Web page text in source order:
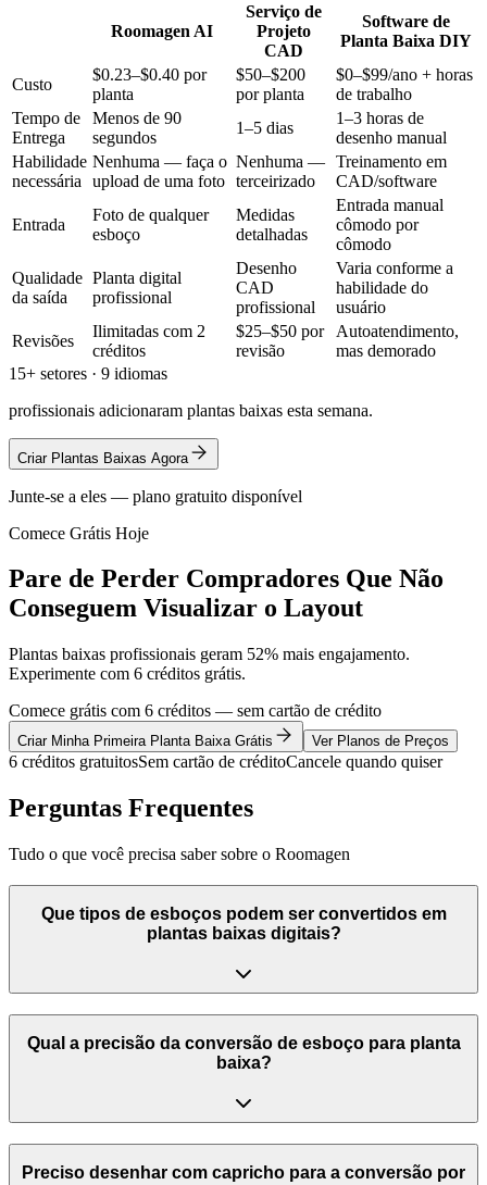
Roomagen AI
Serviço de
Projeto
CAD
Software de
Planta Baixa DIY
Custo
$0.23–$0.40 por
planta
$50–$200
por planta
$0–$99/ano + horas
de trabalho
Tempo de
Entrega
Menos de 90
segundos
1–5 dias
1–3 horas de
desenho manual
Habilidade
necessária
Nenhuma — faça o
upload de uma foto
Nenhuma —
terceirizado
Treinamento em
CAD/software
Entrada
Foto de qualquer
esboço
Medidas
detalhadas
Entrada manual
cômodo por
cômodo
Qualidade
da saída
Planta digital
profissional
Desenho
CAD
profissional
Varia conforme a
habilidade do
usuário
Revisões
Ilimitadas com 2
créditos
$25–$50 por
revisão
Autoatendimento,
mas demorado
15+ setores · 9 idiomas
profissionais adicionaram plantas baixas esta semana.
Criar Plantas Baixas Agora
Junte-se a eles — plano gratuito disponível
Comece Grátis Hoje
Pare de Perder Compradores Que Não
Conseguem Visualizar o Layout
Plantas baixas profissionais geram 52% mais engajamento.
Experimente com 6 créditos grátis.
Comece grátis com 6 créditos — sem cartão de crédito
Criar Minha Primeira Planta Baixa Grátis Ver Planos de Preços
6 créditos gratuitosSem cartão de créditoCancele quando quiser
Perguntas Frequentes
Tudo o que você precisa saber sobre o Roomagen
Que tipos de esboços podem ser convertidos em
plantas baixas digitais?
Qual a precisão da conversão de esboço para planta
baixa?
Preciso desenhar com capricho para a conversão por